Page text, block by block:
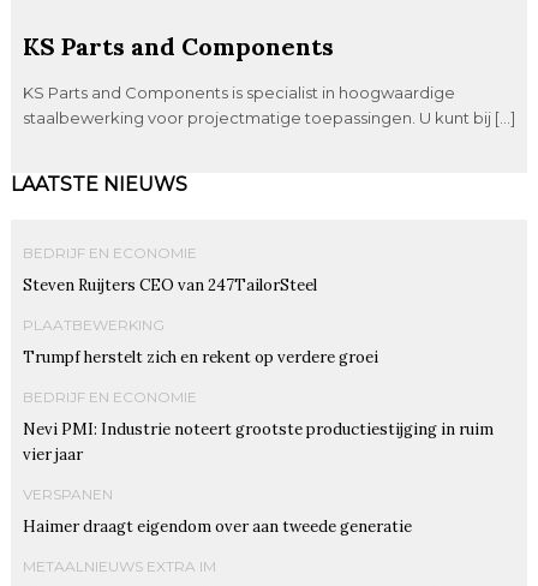
KS Parts and Components
KS Parts and Components is specialist in hoogwaardige
staalbewerking voor projectmatige toepassingen. U kunt bij […]
LAATSTE NIEUWS
BEDRIJF EN ECONOMIE
Steven Ruijters CEO van 247TailorSteel
PLAATBEWERKING
Trumpf herstelt zich en rekent op verdere groei
BEDRIJF EN ECONOMIE
Nevi PMI: Industrie noteert grootste productiestijging in ruim
vier jaar
VERSPANEN
Haimer draagt eigendom over aan tweede generatie
METAALNIEUWS EXTRA IM